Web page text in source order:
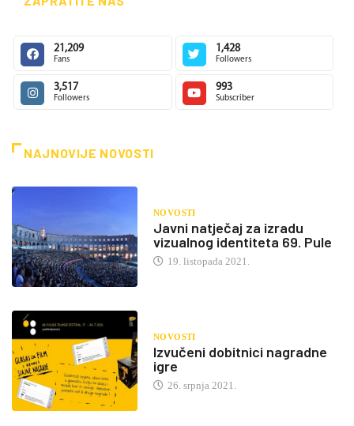
21,209
Fans
1,428
Followers
3,517
Followers
993
Subscriber
NAJNOVIJE NOVOSTI
NOVOSTI
Javni natječaj za izradu
vizualnog identiteta 69. Pule
19. listopada 2021.
NOVOSTI
Izvučeni dobitnici nagradne
igre
26. srpnja 2021.